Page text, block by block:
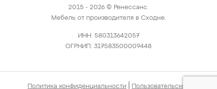
2015 - 2026 © Ренессанс.
Мебель от производителя в Сходне.
ИНН: 580313642057
ОГРНИП: 317583500009448
Политика конфиденциальности Пользовательское